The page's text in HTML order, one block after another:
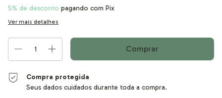
5% de desconto pagando com Pix
Ver mais detalhes
Compra protegida
Seus dados cuidados durante toda a compra.